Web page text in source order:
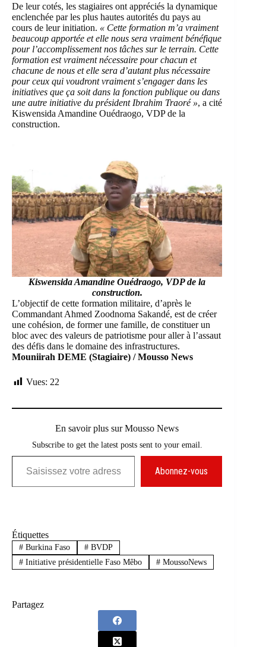
De leur cotés, les stagiaires ont appréciés la dynamique
enclenchée par les plus hautes autorités du pays au
cours de leur initiation. « Cette formation m’a vraiment
beaucoup apportée et elle nous sera vraiment bénéfique
pour l’accomplissement nos tâches sur le terrain. Cette
formation est vraiment nécessaire pour chacun et
chacune de nous et elle sera d’autant plus nécessaire
pour ceux qui voudront vraiment s’engager dans les
initiatives que ça soit dans la fonction publique ou dans
une autre initiative du président Ibrahim Traoré », a cité
Kiswensida Amandine Ouédraogo, VDP de la
construction.
Kiswensida Amandine Ouédraogo, VDP de la
construction.
L’objectif de cette formation militaire, d’après le
Commandant Ahmed Zoodnoma Sakandé, est de créer
une cohésion, de former une famille, de constituer un
bloc avec des valeurs de patriotisme pour aller à l’assaut
des défis dans le domaine des infrastructures.
Mouniirah DEME (Stagiaire) / Mousso News
Vues: 22
En savoir plus sur Mousso News
Subscribe to get the latest posts sent to your email.
Saisissez votre adresse e-mail…
Abonnez-vous
Étiquettes
#Burkina Faso #BVDP
#Initiative présidentielle Faso Mêbo #MoussoNews
Partagez